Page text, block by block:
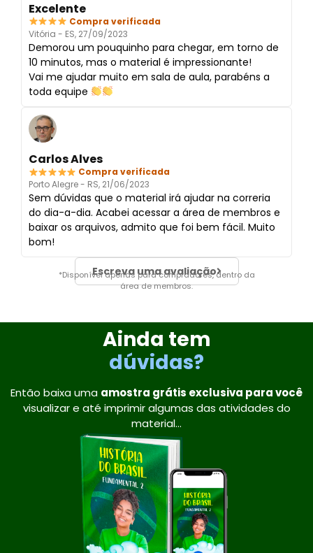
Excelente
Compra verificada
Vitória - ES, 27/09/2023
Demorou um pouquinho para chegar, em torno de
10 minutos, mas o material é impressionante!
Vai me ajudar muito em sala de aula, parabéns a
toda equipe
Carlos Alves
Compra verificada
Porto Alegre - RS, 21/06/2023
Sem dúvidas que o material irá ajudar na correria
do dia-a-dia. Acabei acessar a área de membros e
baixar os arquivos, admito que foi bem fácil. Muito
bom!
Escreva uma avaliação
*Disponível apenas para compradores, dentro da
área de membros.
Ainda tem
dúvidas?
Então baixa uma amostra grátis exclusiva para você
visualizar e até imprimir algumas das atividades do
material…